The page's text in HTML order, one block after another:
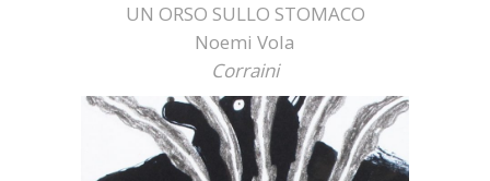
UN ORSO SULLO STOMACO
Noemi Vola
Corraini